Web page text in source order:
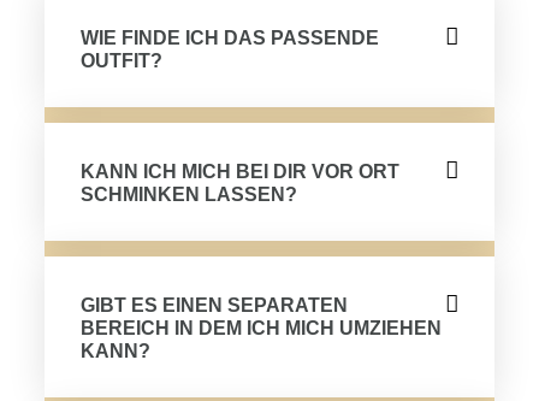
WIE FINDE ICH DAS PASSENDE
OUTFIT?
KANN ICH MICH BEI DIR VOR ORT
SCHMINKEN LASSEN?
GIBT ES EINEN SEPARATEN
BEREICH IN DEM ICH MICH UMZIEHEN
KANN?